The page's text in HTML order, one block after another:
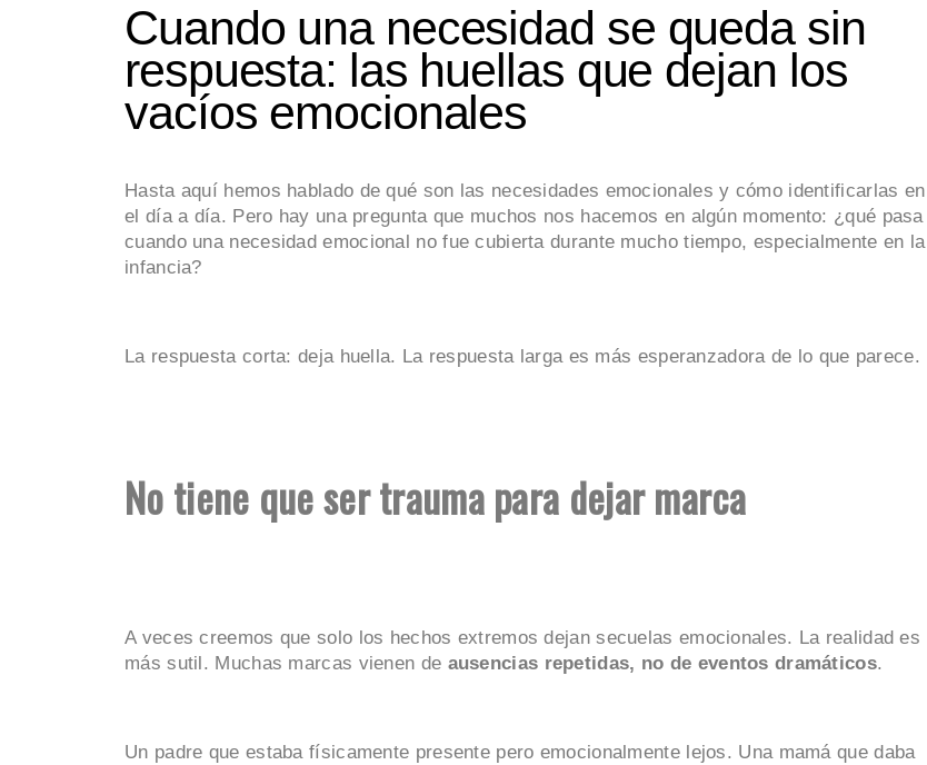
Cuando una necesidad se queda sin
respuesta: las huellas que dejan los
vacíos emocionales
Hasta aquí hemos hablado de qué son las necesidades emocionales y cómo identificarlas en
el día a día. Pero hay una pregunta que muchos nos hacemos en algún momento: ¿qué pasa
cuando una necesidad emocional no fue cubierta durante mucho tiempo, especialmente en la
infancia?
La respuesta corta: deja huella. La respuesta larga es más esperanzadora de lo que parece.
No tiene que ser trauma para dejar marca
A veces creemos que solo los hechos extremos dejan secuelas emocionales. La realidad es
más sutil. Muchas marcas vienen de ausencias repetidas, no de eventos dramáticos.
Un padre que estaba físicamente presente pero emocionalmente lejos. Una mamá que daba